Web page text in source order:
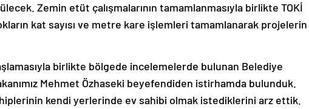
Zemin etüt çalışmalarının tamamlanmasıyla birlikte TOKİ
kat sayısı ve metre kare işlemleri tamamlanarak projelerin
birlikte bölgede incelemelerde bulunan Belediye
Mehmet Özhaseki beyefendiden istirhamda bulunduk.
kendi yerlerinde ev sahibi olmak istediklerini arz ettik.